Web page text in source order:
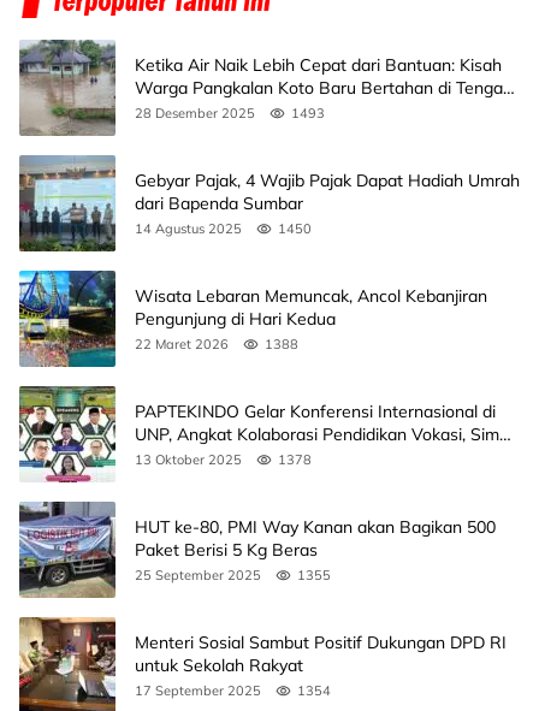
Ketika Air Naik Lebih Cepat dari Bantuan: Kisah
Warga Pangkalan Koto Baru Bertahan di Tengah
Banjir
28 Desember 2025 1493
Gebyar Pajak, 4 Wajib Pajak Dapat Hadiah Umrah
dari Bapenda Sumbar
14 Agustus 2025 1450
Wisata Lebaran Memuncak, Ancol Kebanjiran
Pengunjung di Hari Kedua
22 Maret 2026 1388
PAPTEKINDO Gelar Konferensi Internasional di
UNP, Angkat Kolaborasi Pendidikan Vokasi, Simak
Agendanya
13 Oktober 2025 1378
HUT ke-80, PMI Way Kanan akan Bagikan 500
Paket Berisi 5 Kg Beras
25 September 2025 1355
Menteri Sosial Sambut Positif Dukungan DPD RI
untuk Sekolah Rakyat
17 September 2025 1354